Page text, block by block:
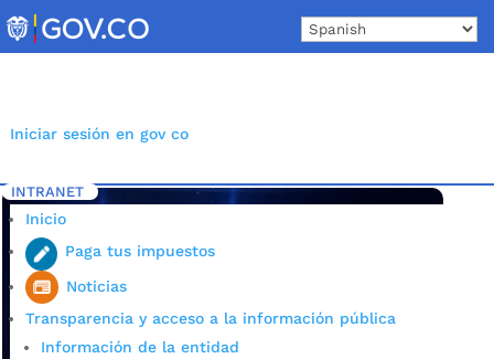
to
content
Iniciar sesión en gov co
INTRANET
Inicio
Paga tus impuestos
Noticias
Transparencia y acceso a la información pública
Información de la entidad
Inicio 5 Etiqueta: IMCT